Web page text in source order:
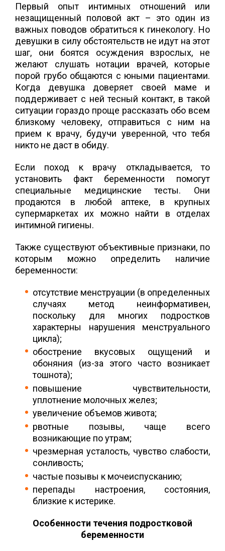
Первый опыт интимных отношений или
незащищенный половой акт – это один из
важных поводов обратиться к гинекологу. Но
девушки в силу обстоятельств не идут на этот
шаг, они боятся осуждения взрослых, не
желают слушать нотации врачей, которые
порой грубо общаются с юными пациентами.
Когда девушка доверяет своей маме и
поддерживает с ней тесный контакт, в такой
ситуации гораздо проще рассказать обо всем
близкому человеку, отправиться с ним на
прием к врачу, будучи уверенной, что тебя
никто не даст в обиду.
Если поход к врачу откладывается, то
установить факт беременности помогут
специальные медицинские тесты. Они
продаются в любой аптеке, в крупных
супермаркетах их можно найти в отделах
интимной гигиены.
Также существуют объективные признаки, по
которым можно определить наличие
беременности:
отсутствие менструации (в определенных
случаях метод неинформативен,
поскольку для многих подростков
характерны нарушения менструального
цикла);
обострение вкусовых ощущений и
обоняния (из-за этого часто возникает
тошнота);
повышение чувствительности,
уплотнение молочных желез;
увеличение объемов живота;
рвотные позывы, чаще всего
возникающие по утрам;
чрезмерная усталость, чувство слабости,
сонливость;
частые позывы к мочеиспусканию;
перепады настроения, состояния,
близкие к истерике.
Особенности течения подростковой
беременности